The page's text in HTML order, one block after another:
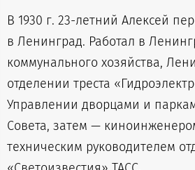
В 1930 г. 23-летний Алексей
в Ленинград. Работал в
коммунального хозяйства,
отделении треста
Управлении дворцами и
Совета, затем —
техническим руководителем